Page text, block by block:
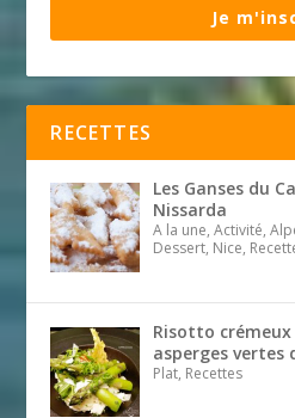
Je
RECETTES
Les Ganses du
Nissarda
A la une, Activité,
Dessert, Nice,
Risotto
asperges vertes
Plat, Recettes